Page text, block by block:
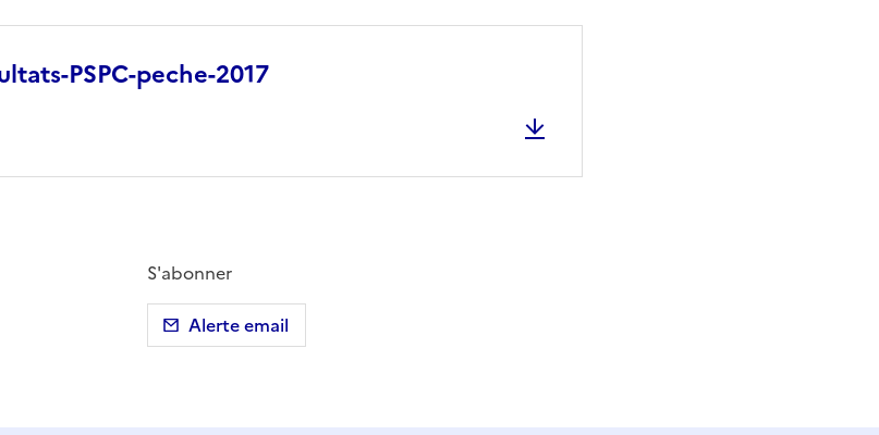
PSPC-peche-2017
Twitter)
par email
Copier dans le presse-papier
S'abonner
Alerte email